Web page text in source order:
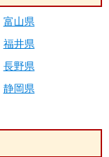
富山県
福井県
長野県
静岡県